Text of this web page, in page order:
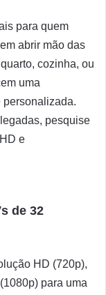
para quem
abrir mão das
cozinha, ou
uma
pesquise
e
de 32
HD (720p),
para uma